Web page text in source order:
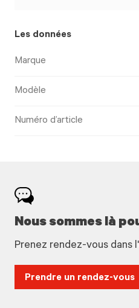
Les données
Marque
Modèle
Numéro d’article
Nous sommes là
Prenez rendez-vous dans
Prendre un rendez-vous